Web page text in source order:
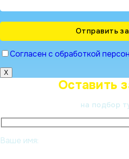
Согласен с обработкой
X
Оставить
на подбор
Ваше имя: